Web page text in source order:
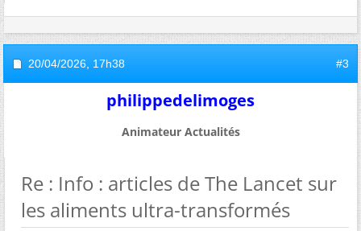
20/04/2026, 17h38 #3
philippedelimoges
Animateur Actualités
Re : Info : articles de The Lancet sur
les aliments ultra-transformés